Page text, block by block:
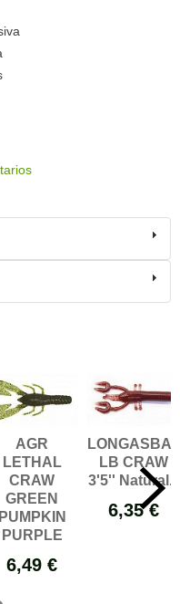
AGR
LETHAL
CRAW
GREEN
PUMPKIN
PURPLE
6,49 €
LB CRAW
3'5'' Natural...
6,35 €